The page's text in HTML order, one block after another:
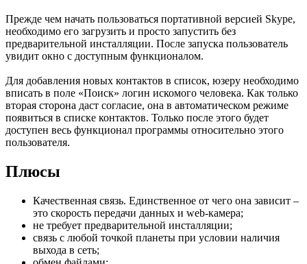
Прежде чем начать пользоваться портативной версией Skype,
необходимо его загрузить и просто запустить без
предварительной инсталляции. После запуска пользователь
увидит окно с доступным функционалом.
Для добавления новых контактов в список, юзеру необходимо
вписать в поле «Поиск» логин искомого человека. Как только
вторая сторона даст согласие, она в автоматическом режиме
появиться в списке контактов. Только после этого будет
доступен весь функционал программы относительно этого
пользователя.
Плюсы
Качественная связь. Единственное от чего она зависит –
это скорость передачи данных и web-камера;
не требует предварительной инсталляции;
связь с любой точкой планеты при условии наличия
выхода в сеть;